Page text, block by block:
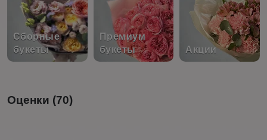
Сборные
букеты
Премиум
букеты
Акции
Оценки (70)